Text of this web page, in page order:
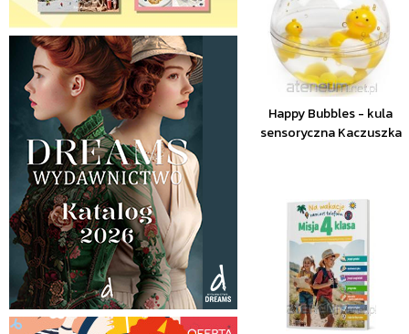
Happy Bubbles - kula
sensoryczna Kaczuszka